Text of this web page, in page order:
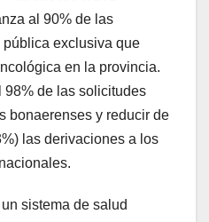
al 90% de las
pública exclusiva que
en la provincia.
98% de las solicitudes
bonaerenses y reducir de
las derivaciones a los
sistema de salud